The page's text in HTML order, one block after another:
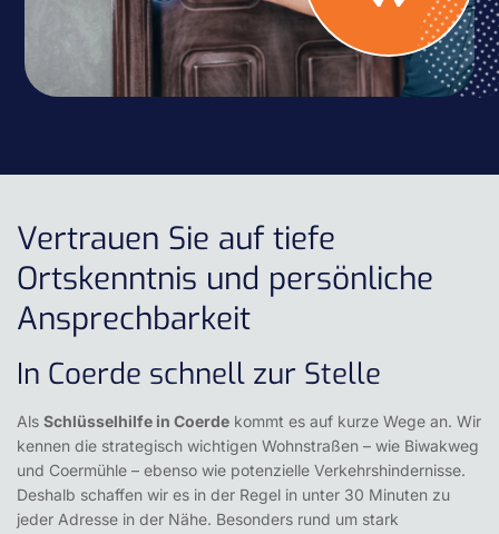
Vertrauen Sie auf tiefe
Ortskenntnis und persönliche
Ansprechbarkeit
In Coerde schnell zur Stelle
Als Schlüsselhilfe in Coerde kommt es auf kurze Wege an. Wir
kennen die strategisch wichtigen Wohnstraßen – wie Biwakweg
und Coermühle – ebenso wie potenzielle Verkehrshindernisse.
Deshalb schaffen wir es in der Regel in unter 30 Minuten zu
jeder Adresse in der Nähe. Besonders rund um stark